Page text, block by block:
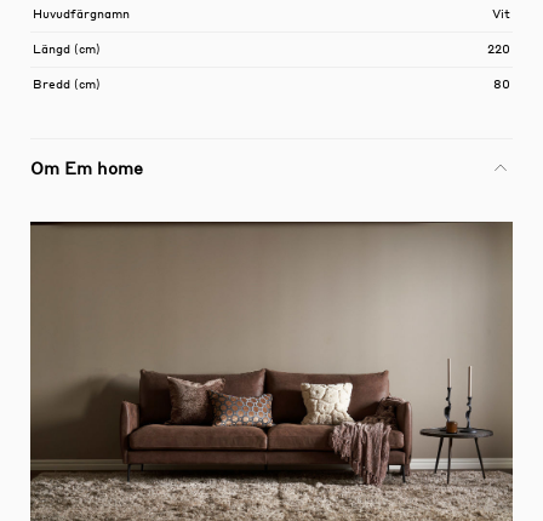
Huvudfärgnamn Vit
Längd (cm) 220
Bredd (cm) 80
Om Em home